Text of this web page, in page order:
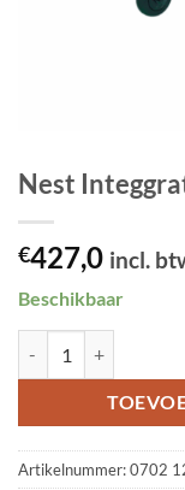
Nest
€427,0 incl.
Beschikbaar
Artikelnummer:0702